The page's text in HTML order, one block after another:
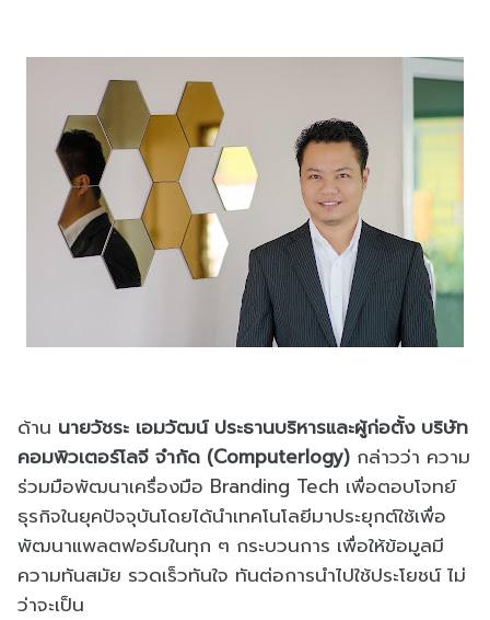
ด้าน นายวัชระ เอมวัฒน์ ประธานบริหารและผู้ก่อตั้ง บริษัท
คอมพิวเตอร์โลจี จำกัด (Computerlogy) กล่าวว่า ความ
ร่วมมือพัฒนาเครื่องมือ Branding Tech เพื่อตอบโจทย์
ธุรกิจในยุคปัจจุบันโดยได้นำเทคโนโลยีมาประยุกต์ใช้เพื่อ
พัฒนาแพลตฟอร์มในทุก ๆ กระบวนการ เพื่อให้ข้อมูลมี
ความทันสมัย รวดเร็วทันใจ ทันต่อการนำไปใช้ประโยชน์ ไม่
ว่าจะเป็น